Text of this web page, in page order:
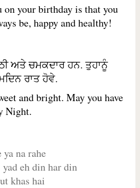
your birthday is that you
be, happy and healthy!
ਅਤੇ ਚਮਕਦਾਰ ਹਨ. ਤੁਹਾਨੂੰ
ਰਾਤ ਹੋਵੇ.
and bright. May you have
Night.
ya na rahe
yad eh din har din
khas hai